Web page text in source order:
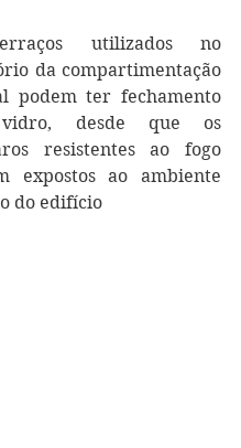
utilizados no
da compartimentação
podem ter fechamento
desde que os
resistentes ao fogo
expostos ao ambiente
do edifício